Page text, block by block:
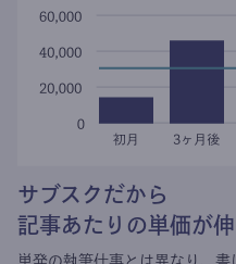
サブスクだから
記事あたりの単価が